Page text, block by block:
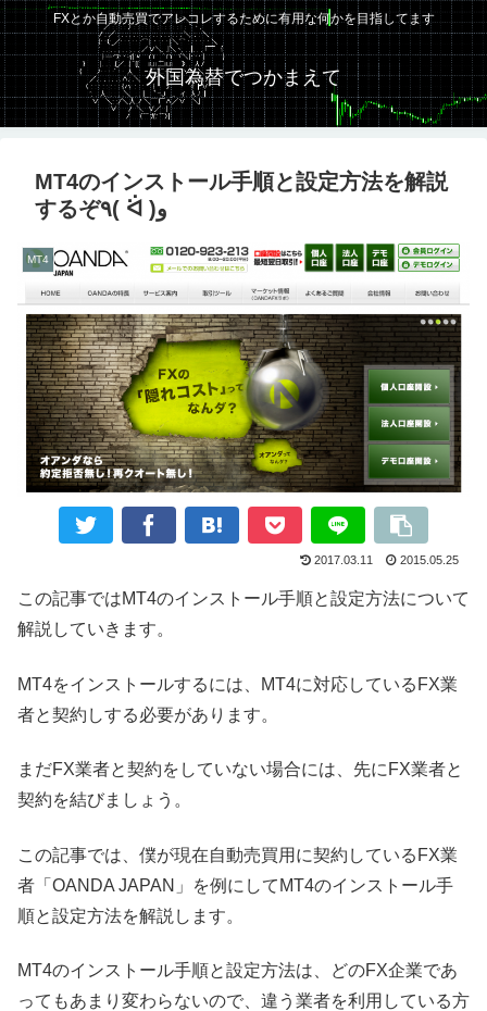
FXとか自動売買でアレコレするために有用な何かを目指してます
外国為替でつかまえて
MT4のインストール手順と設定方法を解説
するぞ٩( ᐛ )و
MT4
2017.03.11 2015.05.25
この記事ではMT4のインストール手順と設定方法について
解説していきます。
MT4をインストールするには、MT4に対応しているFX業
者と契約しする必要があります。
まだFX業者と契約をしていない場合には、先にFX業者と
契約を結びましょう。
この記事では、僕が現在自動売買用に契約しているFX業
者「OANDA JAPAN」を例にしてMT4のインストール手
順と設定方法を解説します。
MT4のインストール手順と設定方法は、どのFX企業であ
ってもあまり変わらないので、違う業者を利用している方